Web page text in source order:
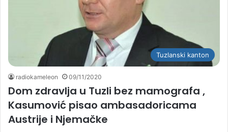
Tuzlanski kanton
radiokameleon 09/11/2020
Dom zdravlja u Tuzli bez mamografa ,
Kasumović pisao ambasadoricama
Austrije i Njemačke